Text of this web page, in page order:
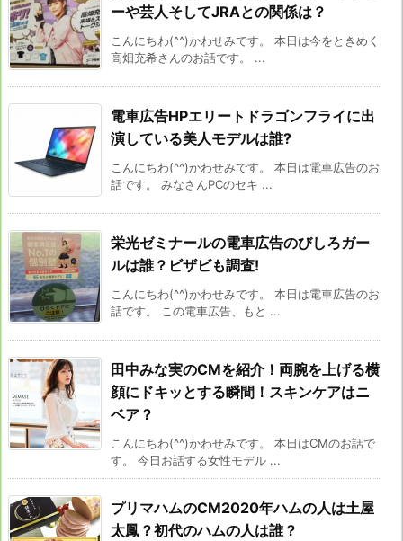
ーや芸人そしてJRAとの関係は？
こんにちわ(^^)かわせみです。 本日は今をときめく
高畑充希さんのお話です。 ...
電車広告HPエリートドラゴンフライに出
演している美人モデルは誰?
こんにちわ(^^)かわせみです。 本日は電車広告のお
話です。 みなさんPCのセキ ...
栄光ゼミナールの電車広告のびしろガー
ルは誰？ビザビも調査!
こんにちわ(^^)かわせみです。 本日は電車広告のお
話です。 この電車広告、もと ...
田中みな実のCMを紹介！両腕を上げる横
顔にドキッとする瞬間！スキンケアはニ
ベア？
こんにちわ(^^)かわせみです。 本日はCMのお話で
す。 今日お話する女性モデル ...
プリマハムのCM2020年ハムの人は土屋
太鳳？初代のハムの人は誰？